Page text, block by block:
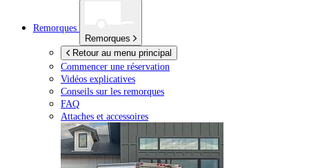
Remorques
Remorques
Retour au menu principal
Commencer une réservation
Vidéos explicatives
Conseils sur les remorques
FAQ
Attaches et accessoires